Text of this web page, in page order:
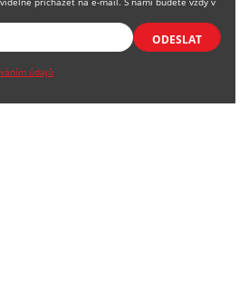
ODESLAT
údajů